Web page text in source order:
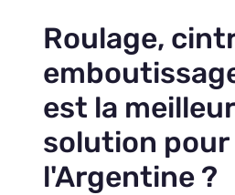
Roulage,
est la
solution pour
l'Argentine ?